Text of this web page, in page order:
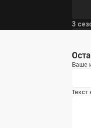
3
4
Ваше
Текст